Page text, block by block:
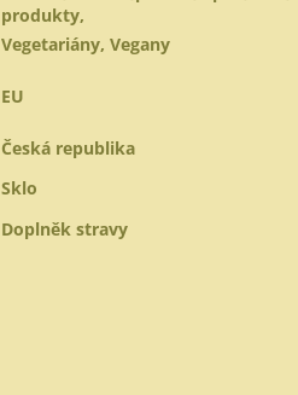
produkty,
Vegetariány, Vegany
EU
Česká republika
Sklo
Doplněk stravy